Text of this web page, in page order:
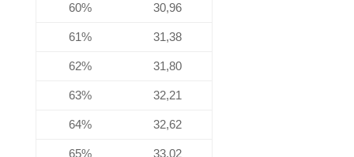
60% 30,96
61% 31,38
62% 31,80
63% 32,21
64% 32,62
65% 33,02